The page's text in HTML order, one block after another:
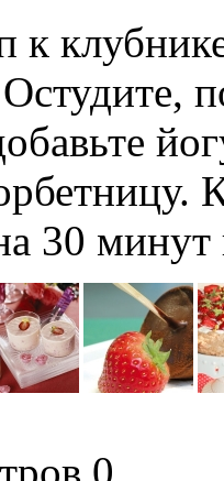
к
30
0